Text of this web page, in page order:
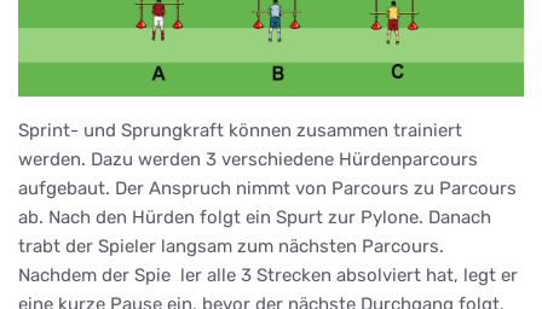
Sprint- und Sprungkraft können zusammen trainiert
werden. Dazu werden 3 verschiedene Hürdenparcours
aufgebaut. Der Anspruch nimmt von Parcours zu Parcours
ab. Nach den Hürden folgt ein Spurt zur Pylone. Danach
trabt der Spieler langsam zum nächsten Parcours.
Nachdem der Spie ler alle 3 Strecken absolviert hat, legt er
eine kurze Pause ein, bevor der nächste Durchgang folgt.